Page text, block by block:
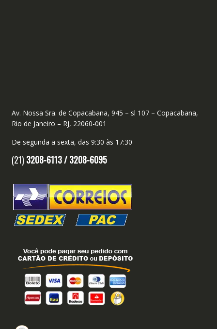
Av. Nossa Sra. de Copacabana, 945 – sl 107 – Copacabana,
Rio de Janeiro – RJ, 22060-001
De segunda a sexta, das 9:30 às 17:30
(21) 3208-6113 /3208-6095